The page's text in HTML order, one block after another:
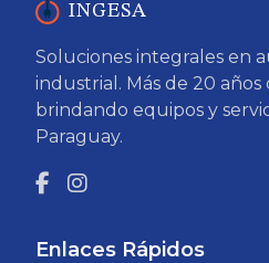
INGESA
Soluciones integrales en
industrial. Más de 20 años
brindando equipos y
Paraguay.
Enlaces Rápidos